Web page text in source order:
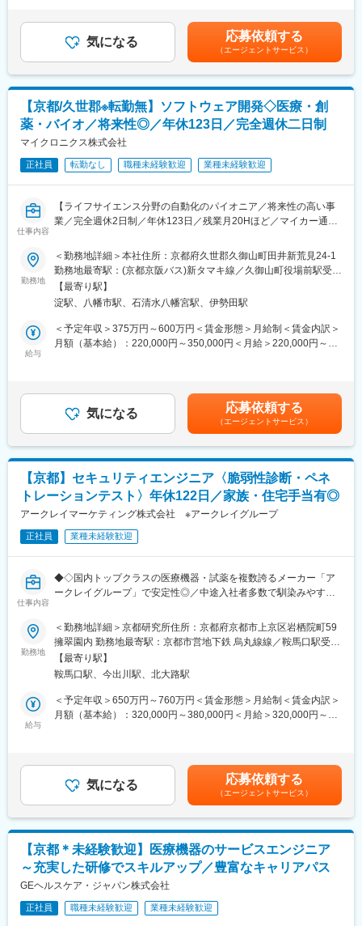
・7～12ヶ月：複数案件を並行し、導入～稼働まで自走
・夕方：課題整理、社内共有、翌日の準備
■当社について
医療システムをメインに自治体向け文書システムや医療機器の自
社開発や、コンサルティングを行う東証プライム上場企業です。
大学病院などの大規模病院では圧倒的な導入実績を誇ります。(主
要納入先／東京大学、京都大学、大阪大学等）大学病院やナショ
ナルセンターとの共同研究と最新のテクノロジーを核に、社会に
貢献できる革新的なソフトウェアや医療機器を自社開発しており
ます。
変更の範囲：会社の定める業務
・部門の運営、売上管理
・営業活動
・サービス提供管理・保守
・ご利用者様やご家族へのヒアリング、サービス設計・立上げ
・ケアマネージャーや医療機関、福祉事業所、行政等との調整
・スタッフの採用・指導・育成
・各種プロジェクトへの参加
※担当エリアは選考時の希望を考慮の上、決定します。
【入社直後の流れ】
す。
■入社～1カ月目
格取得。なお、資格取得のための費用は当社負担となります。
■1～3か月目
・OJTを受けながら日勤・夜勤両方の介護現場での業務をお任せ
します。
※研修終了後は現場業務は無くなるため日勤のみ
■3～6か月目
・マネージャー業務を学んでいただきます。ピープルマネジメン
■本配属後
・各事業所の課題や目的に合わせてマネジメント業務に専念頂き
【キャリアパス（例）】
・医療介護スタッフ（2週間程度の基礎研修必要資格取得、現場業
務）
・サービスリーダー（入社3カ月～※研修期間）
・サービス提供責任者（入社半年／年収420～650万円）
・サービスマネージャー（入社1年／年収560～700万円）
・エリアマネージャー（入社1年～／年収700～800万円）
・ブロックマネージャー（年収800～900万円）
・ゼネラルマネージャー（年収900～1200万円）
有■賞与：年2回※前職給与を考慮※経験・スキル・スタートポジシ
ョンにおいて異なる※評価により昇格・昇給あり※エリアにより地
域加算手当分が異なる※時間外手当は別途全額支給賃金はあくまで
も目安の金額であり、選考を通じて上下する可能性があります。
月給(月額)は固定手当を含めた表記です。
気になる 応募依頼する
（エージェントサービス）
【京都/久世郡※転勤無】ソフトウェア開発◇医療・創
薬・バイオ／将来性◎／年休123日／完全週休二日制
マイクロニクス株式会社
正社員 転勤なし 職種未経験歓迎 業種未経験歓迎
仕事内容
【ライフサイエンス分野の自動化のパイオニア／将来性の高い事
業／完全週休2日制／年休123日／残業月20Hほど／マイカー通勤
当社は、再生医療、医療、創薬、環境水質計測、分析自動前処理
などの関連機器を開発から設計・製作に加え、納品後のメンテナ
ンスまで一貫して行っている研究・開発型メーカーです。
■担当業務：
当社にてソフトウェアアプリケーションの設計・開発をお任せし
ます。
営業、システム設計、メカ設計、電気設計、ソフト設計、営業、
組立と10名弱のチームで1つの製品を作り上げます。※外注先もあ
・製造現場や研究室・実験室、医薬品メーカー、製薬大手企業な
どで使用されています。
言語：C＃
OS：Windows
■魅力：
・環境分析、医療検査、バイオ関連機器などにおいて、多様なニ
・設計、製作、販売、保守を一貫して行っており、非常にやりが
いがあります。
・休日が多く、残業時間も短いため、ワークライフバランスを保
てます。
す。
◎当社は今まで世の中にない機械・装置と自社商品・OEM商品を
作っています。また積極的に産学連携事業・医工連携推進事業に
も参画し、研究推進に貢献しています。そのベースには全社員の
前向きな努力とメカトロ技術・センサー技術、コンピュータ技術
があるからこそ、これらを駆使して数あるテーマを製品化してき
ました。
◎顧客の要望に対して、システム設計、メカ設計、電気設計、ソ
フト設計と具体的なモノ造りをする生産技術の総合力に加え、豊
富な実績、アイデア、納入後も徹底したアフターサービスを含め
勤務地
＜勤務地詳細＞本社住所：京都府久世郡久御山町田井新荒見24-1
勤務地最寄駅：(京都京阪バス)新タマキ線／久御山町役場前駅受動
喫煙対策：敷地内喫煙可能場所あり変更の範囲：会社の定める事
業所
【最寄り駅】
淀駅、八幡市駅、石清水八幡宮駅、伊勢田駅
給与
＜予定年収＞375万円～600万円＜賃金形態＞月給制＜賃金内訳＞
月額（基本給）：220,000円～350,000円＜月給＞220,000円～
給(月額)は固定手当を含めた表記です。
気になる 応募依頼する
（エージェントサービス）
【京都】セキュリティエンジニア〈脆弱性診断・ペネ
トレーションテスト〉年休122日／家族・住宅手当有◎
アークレイマーケティング株式会社 ※アークレイグループ
正社員 業種未経験歓迎
仕事内容
◆◇国内トップクラスの医療機器・試薬を複数誇るメーカー「ア
ークレイグループ」で安定性◎／中途入社者多数で馴染みやすい
有り◆◇
■出向先(ユニバーサルヘルスウェア有限会社)：
医療機器メーカーであるアークレイが展開する検査機器・患者サ
ポートツールを、ソフトウェア面で支える役割を持っており、グ
ループのデジタルサービス提供において非常に重要なポジション
を占めています。
のセキュリティ品質向上のため、以下の業務を担当いただきま
す。
（1）脆弱性診断業務
析、通信解析など）
（2）ペネトレーションテスト（侵入テスト）
外部・内部ネットワークに対するペンテスト
勤務地
＜勤務地詳細＞京都研究所住所：京都府京都市上京区岩栖院町59
擁翠園内 勤務地最寄駅：京都市営地下鉄 烏丸線線／鞍馬口駅受動
喫煙対策：屋内全面禁煙変更の範囲：会社の定める事業所
【最寄り駅】
鞍馬口駅、今出川駅、北大路駅
給与
＜予定年収＞650万円～760万円＜賃金形態＞月給制＜賃金内訳＞
月額（基本給）：320,000円～380,000円＜月給＞320,000円～
いたします。礼金が15万（単身）、25万（家族帯同）、仲介手数
料家賃1ヶ月分も会社負担となります。尚、社宅適用となった場合
は、適用が異なります。賃金はあくまでも目安の金額であり、選
考を通じて上下する可能性があります。月給(月額)は固定手当を含
めた表記です。
気になる 応募依頼する
（エージェントサービス）
【京都＊未経験歓迎】医療機器のサービスエンジニア
～充実した研修でスキルアップ／豊富なキャリアパス
GEヘルスケア・ジャパン株式会社
正社員 職種未経験歓迎 業種未経験歓迎